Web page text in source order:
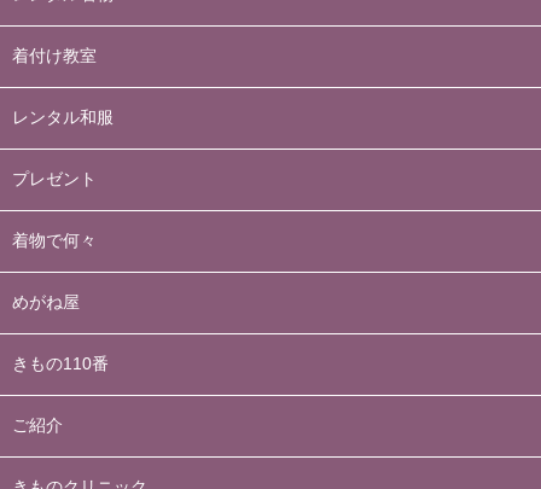
着付け教室
レンタル和服
プレゼント
着物で何々
めがね屋
きもの110番
ご紹介